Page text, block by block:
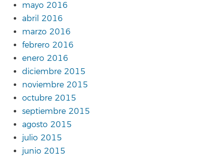
mayo 2016
abril 2016
marzo 2016
febrero 2016
enero 2016
diciembre 2015
noviembre 2015
octubre 2015
septiembre 2015
agosto 2015
julio 2015
junio 2015